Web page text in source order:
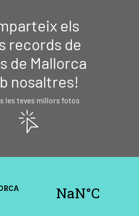
els
records de
de Mallorca
nosaltres!
les teves millors fotos